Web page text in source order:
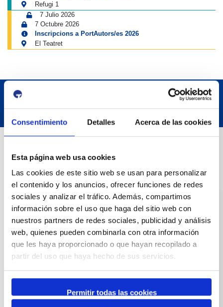
Consentimiento Detalles Acerca de las cookies
Esta página web usa cookies
Las cookies de este sitio web se usan para personalizar
el contenido y los anuncios, ofrecer funciones de redes
sociales y analizar el tráfico. Además, compartimos
información sobre el uso que haga del sitio web con
nuestros partners de redes sociales, publicidad y análisis
web, quienes pueden combinarla con otra información
que les haya proporcionado o que hayan recopilado a
partir del uso que haya hecho de sus servicios.
Permitir todas las cookies
Refugi 1
7 Julio 2026
7 Octubre 2026
Inscripcions a PortAutors/es 2026
El Teatret
Dirección
Passeig de l'Escullera s/n, 43004 Tarragona
Teléfono de contacto
977 259 400
Emergencias
(+34) 900 229 900
Servicio de atención al cliente